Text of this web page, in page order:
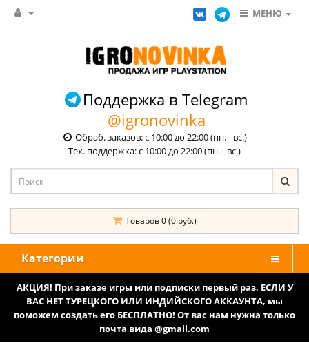
МЕНЮ
Поддержка в Telegram
@igronovinka
Обраб. заказов: с 10:00 до 22:00 (пн. - вс.)
Тех. поддержка: с 10:00 до 22:00 (пн. - вс.)
Товаров 0 (0 руб.)
Категории
АКЦИЯ! При заказе игры или подписки первый раз, ЕСЛИ У
ВАС НЕТ ТУРЕЦКОГО ИЛИ ИНДИЙСКОГО АККАУНТА, мы
поможем создать его БЕСПЛАТНО! От вас нам нужна только
почта вида @gmail.com